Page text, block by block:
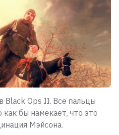
Black Ops II. Все пальцы
как бы намекает, что это
Мэйсона.